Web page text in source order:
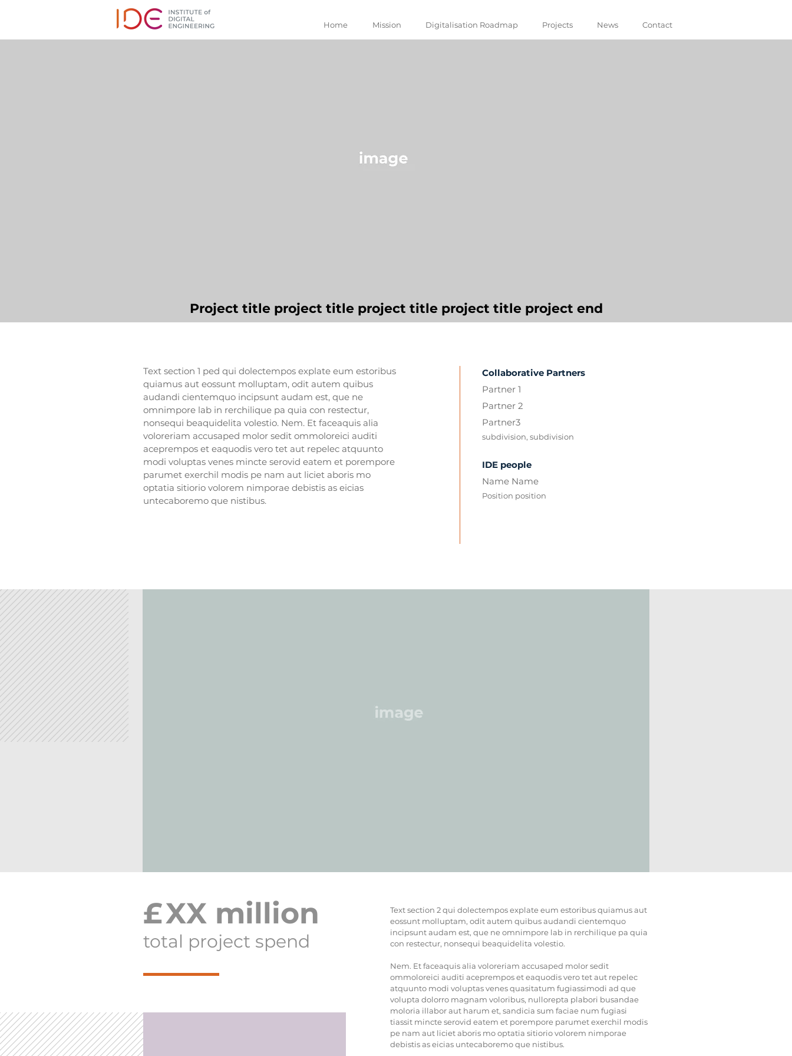
Home Mission Digitalisation Roadmap Projects News Contact
Project title project title project title project title project end
Text section 1 ped qui dolectempos explate eum estoribus
quiamus aut eossunt molluptam, odit autem quibus
audandi cientemquo incipsunt audam est, que ne
omnimpore lab in rerchilique pa quia con restectur,
nonsequi beaquidelita volestio. Nem. Et faceaquis alia
voloreriam accusaped molor sedit ommoloreici auditi
aceprempos et eaquodis vero tet aut repelec atquunto
modi voluptas venes mincte serovid eatem et porempore
parumet exerchil modis pe nam aut liciet aboris mo
optatia sitiorio volorem nimporae debistis as eicias
untecaboremo que nistibus.
Collaborative Partners
Partner 1
Partner 2
Partner3
subdivision, subdivision
IDE people
Name Name
Position position
£XXmillion
total project spend
Text section 2 qui dolectempos explate eum estoribus quiamus aut
eossunt molluptam, odit autem quibus audandi cientemquo
incipsunt audam est, que ne omnimpore lab in rerchilique pa quia
con restectur, nonsequi beaquidelita volestio.
Nem. Et faceaquis alia voloreriam accusaped molor sedit
ommoloreici auditi aceprempos et eaquodis vero tet aut repelec
atquunto modi voluptas venes quasitatum fugiassimodi ad que
volupta dolorro magnam voloribus, nullorepta plabori busandae
moloria illabor aut harum et, sandicia sum faciae num fugiasi
tiassit mincte serovid eatem et porempore parumet exerchil modis
pe nam aut liciet aboris mo optatia sitiorio volorem nimporae
debistis as eicias untecaboremo que nistibus.